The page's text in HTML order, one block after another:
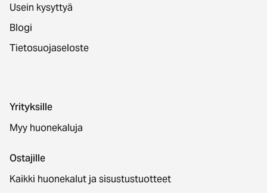
Usein kysyttyä
Blogi
Tietosuojaseloste
Yrityksille
Myy huonekaluja
Ostajille
Kaikki huonekalut ja sisustustuotteet